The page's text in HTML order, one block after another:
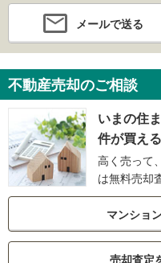
メールで送る
不動産売却のご相談
いまの住
件が買え
高く売って
は無料売却
マンショ
売却査定